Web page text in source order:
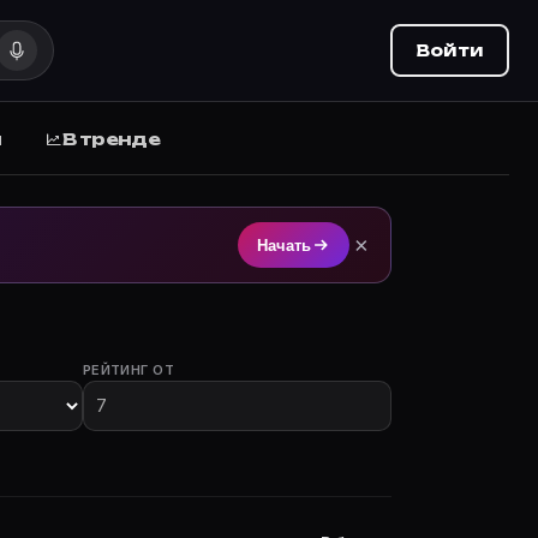
на Movie Planner (movie-planner.ru).
Войти
В тренде
Начать ×
РЕЙТИНГ ОТ